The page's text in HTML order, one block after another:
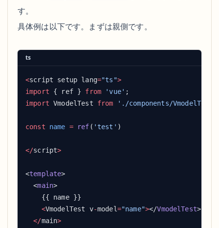
す。
具体例は以下です。まずは親側です。
ts
<script setup lang="ts" >
import { ref } from 'vue'
import VmodelTest from
const name = ref ( 'test'
</script
<template
  <
main
    <
VmodelTest v-model="name"></VmodelTest
  </
main